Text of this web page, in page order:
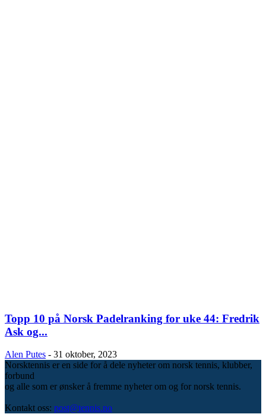
Topp 10 på Norsk Padelranking for uke 44: Fredrik
Ask og...
Alen Putes - 31 oktober, 2023
Norsktennis er en side for å dele nyheter om norsk tennis, klubber,
forbund
og alle som er ønsker å fremme nyheter om og for norsk tennis.
Kontakt oss: post@tennis.no